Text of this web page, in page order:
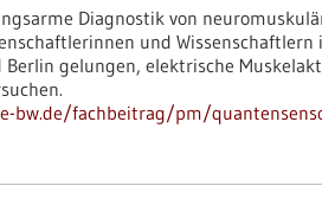
Diagnostik von
und
Berlin gelungen, elektrische
bw.de/fachbeitrag/pm/